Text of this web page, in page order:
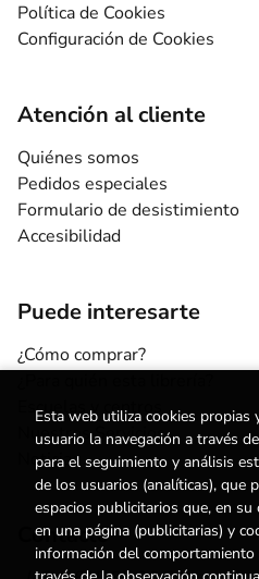
Política de Cookies
Configuración de Cookies
Atención al cliente
Quiénes somos
Pedidos especiales
Formulario de desistimiento
Accesibilidad
Puede interesarte
¿Cómo comprar?
Escuelas y centros
Nuestros Servicios
Noticias
Contacto
Esta web utiliza cookies propias
usuario la navegación a través
para el seguimiento y análisis
de los usuarios (analíticas), que
espacios publicitarios que, en
en una página (publicitarias) y
información del